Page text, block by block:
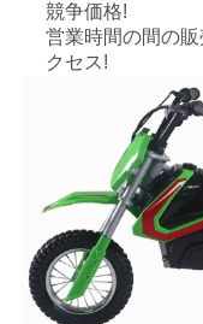
リ
シ
競争価格!
営業時間の間の
クセス!